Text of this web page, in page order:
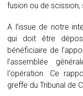
fusion ou de scission,
A l’issue de notre
qui doit être
bénéficiaire de
l’assemblée
l‘opération. Ce
greffe du Tribunal de